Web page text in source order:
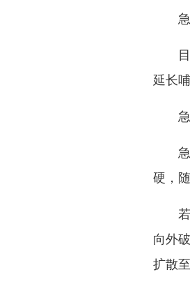
急
目前
延长
急
急性
硬，
若未
向外
扩散